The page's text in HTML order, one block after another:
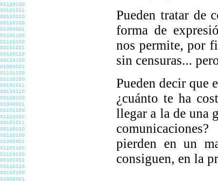
Pueden tratar de
forma de
nos permite, por
sin censuras...
Pueden decir que
¿cuánto te ha
llegar a la de una
pierden en un
consiguen, en la